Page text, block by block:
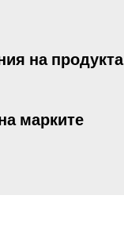
на продукта
марките